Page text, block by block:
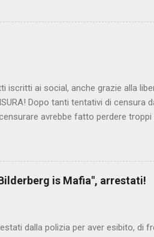
dalla scuola. LEGGI IL
iscritti ai social, anche grazie alla
Dopo tanti tentativi di censura
avrebbe fatto perdere
con AGCOM) tra l'altro il
buon Renziloni , controfigura di
di Firenze sarebbero state
censura del web. Renzi è tornato
is Mafia", arrestati!
dalla polizia per aver esibito, di